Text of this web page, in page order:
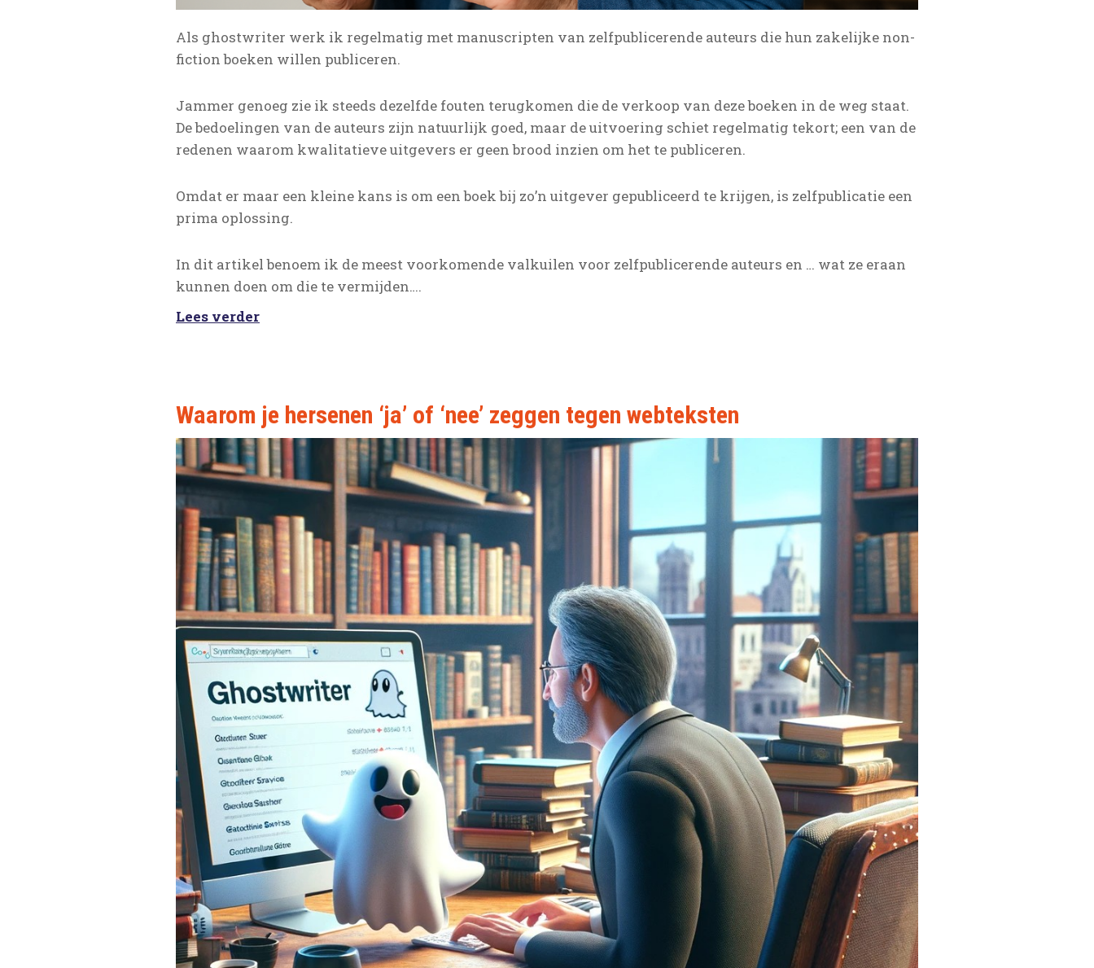
Als ghostwriter werk ik regelmatig met manuscripten van zelfpublicerende auteurs die hun zakelijke non-
fiction boeken willen publiceren.
Jammer genoeg zie ik steeds dezelfde fouten terugkomen die de verkoop van deze boeken in de weg staat.
De bedoelingen van de auteurs zijn natuurlijk goed, maar de uitvoering schiet regelmatig tekort; een van de
redenen waarom kwalitatieve uitgevers er geen brood inzien om het te publiceren.
Omdat er maar een kleine kans is om een boek bij zo’n uitgever gepubliceerd te krijgen, is zelfpublicatie een
prima oplossing.
In dit artikel benoem ik de meest voorkomende valkuilen voor zelfpublicerende auteurs en … wat ze eraan
kunnen doen om die te vermijden….
Lees verder
Waarom je hersenen ‘ja’ of ‘nee’ zeggen tegen webteksten